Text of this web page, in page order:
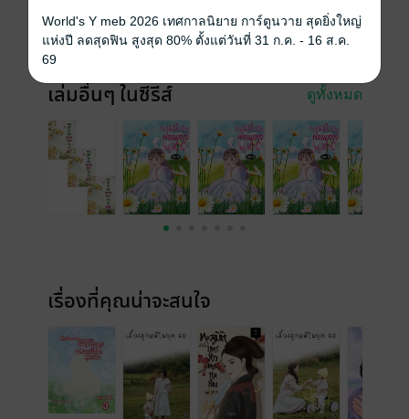
ราคาปก 99 บาท (ประหยัด 50%)
เล่มอื่นๆ ในซีรีส์ ดูทั้งหมด
เรื่องที่คุณน่าจะสนใจ
World's Y meb 2026 เทศกาลนิยาย การ์ตูนวาย สุดยิ่งใหญ่
แห่งปี ลดสุดฟิน สูงสุด 80% ตั้งแต่วันที่ 31 ก.ค. - 16 ส.ค.
69